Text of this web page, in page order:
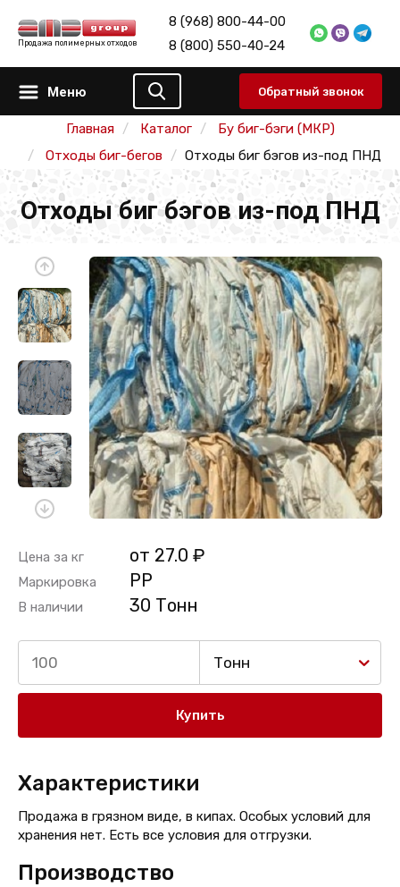
Продажа полимерных отходов
8 (968) 800-44-00
8 (800) 550-40-24
Меню Обратный звонок
Главная Каталог
Бу биг-бэги (МКР)
Отходы биг-бегов
Отходы биг бэгов из-под ПНД
Отходы биг бэгов из-под ПНД
Цена за кг от 27.0 ₽
Маркировка PP
В наличии 30 Тонн
Тонн
Купить
Характеристики
Продажа в грязном виде, в кипах. Особых условий для
хранения нет. Есть все условия для отгрузки.
Производство